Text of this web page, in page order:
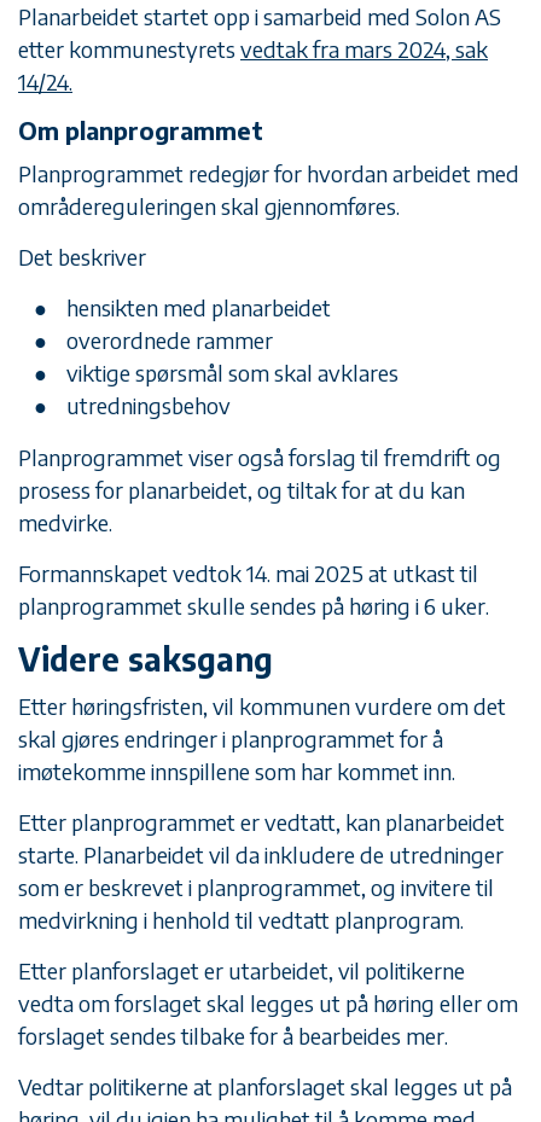
Planarbeidet startet opp i samarbeid med Solon AS
etter kommunestyrets vedtak fra mars 2024, sak
14/24.
Om planprogrammet
Planprogrammet redegjør for hvordan arbeidet med
områdereguleringen skal gjennomføres.
Det beskriver
hensikten med planarbeidet
overordnede rammer
viktige spørsmål som skal avklares
utredningsbehov
Planprogrammet viser også forslag til fremdrift og
prosess for planarbeidet, og tiltak for at du kan
medvirke.
Formannskapet vedtok 14. mai 2025 at utkast til
planprogrammet skulle sendes på høring i 6 uker.
Videre saksgang
Etter høringsfristen, vil kommunen vurdere om det
skal gjøres endringer i planprogrammet for å
imøtekomme innspillene som har kommet inn.
Etter planprogrammet er vedtatt, kan planarbeidet
starte. Planarbeidet vil da inkludere de utredninger
som er beskrevet i planprogrammet, og invitere til
medvirkning i henhold til vedtatt planprogram.
Etter planforslaget er utarbeidet, vil politikerne
vedta om forslaget skal legges ut på høring eller om
forslaget sendes tilbake for å bearbeides mer.
Vedtar politikerne at planforslaget skal legges ut på